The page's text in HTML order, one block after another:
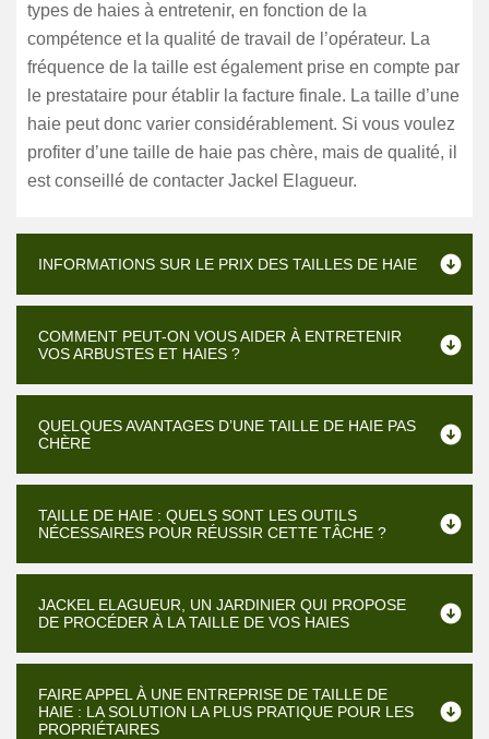
types de haies à entretenir, en fonction de la
compétence et la qualité de travail de l’opérateur. La
fréquence de la taille est également prise en compte par
le prestataire pour établir la facture finale. La taille d’une
haie peut donc varier considérablement. Si vous voulez
profiter d’une taille de haie pas chère, mais de qualité, il
est conseillé de contacter Jackel Elagueur.
INFORMATIONS SUR LE PRIX DES TAILLES DE HAIE
COMMENT PEUT-ON VOUS AIDER À ENTRETENIR
VOS ARBUSTES ET HAIES ?
QUELQUES AVANTAGES D’UNE TAILLE DE HAIE PAS
CHÈRE
TAILLE DE HAIE : QUELS SONT LES OUTILS
NÉCESSAIRES POUR RÉUSSIR CETTE TÂCHE ?
JACKEL ELAGUEUR, UN JARDINIER QUI PROPOSE
DE PROCÉDER À LA TAILLE DE VOS HAIES
FAIRE APPEL À UNE ENTREPRISE DE TAILLE DE
HAIE : LA SOLUTION LA PLUS PRATIQUE POUR LES
PROPRIÉTAIRES